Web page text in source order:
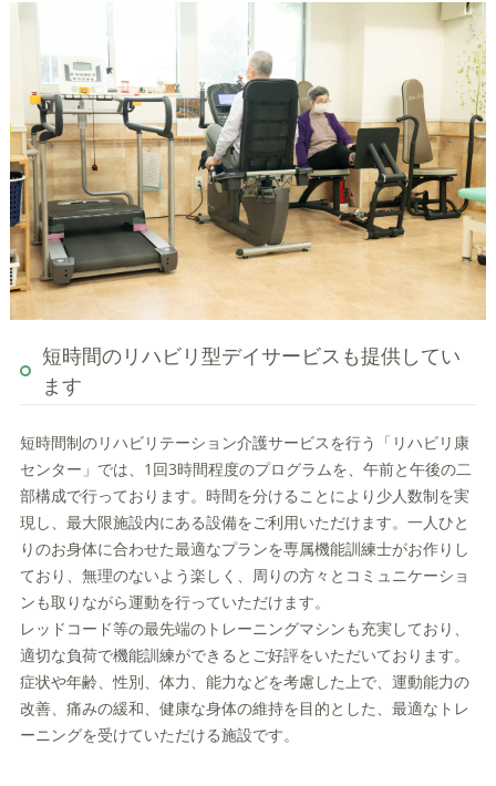
短時間のリハビリ型デイサービスも提供してい
ます
短時間制のリハビリテーション介護サービスを行う「リハビリ康
センター」では、1回3時間程度のプログラムを、午前と午後の二
部構成で行っております。時間を分けることにより少人数制を実
現し、最大限施設内にある設備をご利用いただけます。一人ひと
りのお身体に合わせた最適なプランを専属機能訓練士がお作りし
ており、無理のないよう楽しく、周りの方々とコミュニケーショ
ンも取りながら運動を行っていただけます。
レッドコード等の最先端のトレーニングマシンも充実しており、
適切な負荷で機能訓練ができるとご好評をいただいております。
症状や年齢、性別、体力、能力などを考慮した上で、運動能力の
改善、痛みの緩和、健康な身体の維持を目的とした、最適なトレ
ーニングを受けていただける施設です。